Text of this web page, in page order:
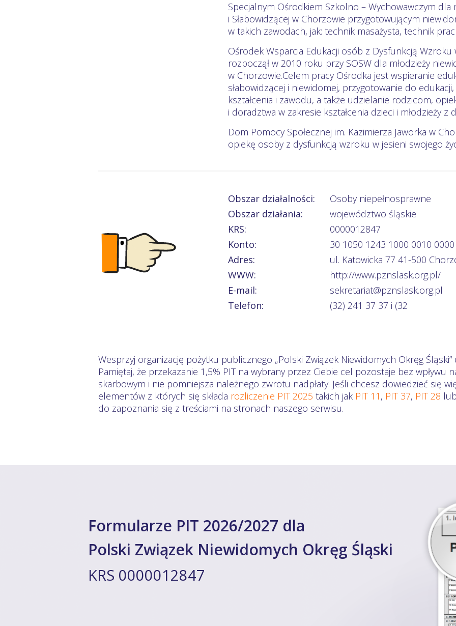
Specjalnym Ośrodkiem Szkolno – Wychowawczym dla
i Słabowidzącej w Chorzowie przygotowującym
w takich zawodach, jak: technik masażysta, technik
Ośrodek Wsparcia Edukacji osób z Dysfunkcją Wzroku
rozpoczął w 2010 roku przy SOSW dla młodzieży
w Chorzowie.Celem pracy Ośrodka jest wspieranie
słabowidzącej i niewidomej, przygotowanie do
kształcenia i zawodu, a także udzielanie rodzicom,
i doradztwa w zakresie kształcenia dzieci i młodzieży z
Dom Pomocy Społecznej im. Kazimierza Jaworka w
opiekę osoby z dysfunkcją wzroku w jesieni swojego
Obszar działalności:
Osoby niepełnosprawne
Obszar działania:
województwo śląskie
KRS:
0000012847
Konto:
30 1050 1243 1000 0010
Adres:
ul. Katowicka 77 41-500
WWW:
http://www.pznslask.org.pl/
E-mail:
sekretariat@pznslask.org.pl
Telefon:
(32) 241 37 37 i (32
Wesprzyj organizację pożytku publicznego „Polski Związek Niewidomych Okręg
Pamiętaj, że przekazanie 1,5% PIT na wybrany przez Ciebie cel pozostaje bez wpływu
skarbowym i nie pomniejsza należnego zwrotu nadpłaty. Jeśli chcesz dowiedzieć się
elementów z których się składa rozliczenie PIT 2025 takich jak PIT 11 , PIT 37, PIT 28 lub
do zapoznania się z treściami na stronach naszego serwisu.
Formularze PIT 2026/2027 dla
Polski Związek Niewidomych Okręg Śląski
KRS 0000012847